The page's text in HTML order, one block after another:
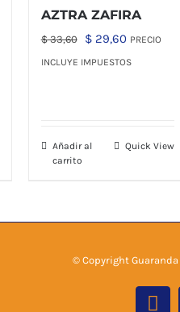
AZTRA ZAFIRA
$33,60
El
precio
$29,60El
precio
PRECIO
INCLUYE IMPUESTOS
Añadir al
carrito
Quick View
© Copyright